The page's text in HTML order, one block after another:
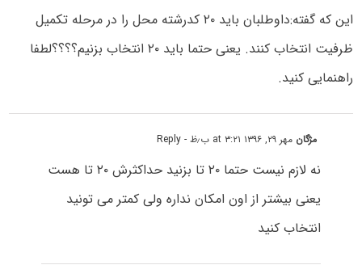
این که گفته:داوطلبان باید ۲۰ کدرشته محل را در مرحله تکمیل
ظرفیت انتخاب کنند. یعنی حتما باید ۲۰ انتخاب بزنیم؟؟؟؟لطفا
راهنمایی کنید.
مژگان مهر ۲۹, ۱۳۹۶ at ۳:۲۱ ب٫ظ - Reply
نه لازم نیست حتما ۲۰ تا بزنید حداکثرش ۲۰ تا هست
یعنی بیشتر از اون امکان نداره ولی کمتر می تونید
انتخاب کنید